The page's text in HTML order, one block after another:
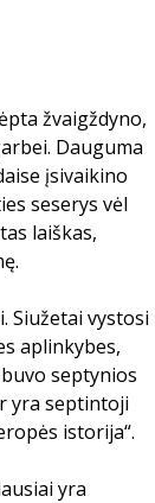
žvaigždyno,
Dauguma
įsivaikino
seserys vėl
laiškas,
Siužetai vystosi
aplinkybes,
septynios
yra septintoji
istorija“.
yra